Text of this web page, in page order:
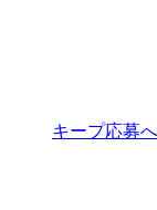
キープ応募